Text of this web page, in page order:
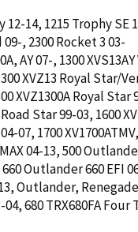
14, 1215 Trophy SE
, 2300 Rocket 3 03-
AY 07-, 1300
XVZ13 Royal Star/
XVZ1300A Royal Star
Star 99-03, 1600
07, 1700 XV1700ATMV,
04-13, 500
Outlander 660 EFI
Outlander,
680 TRX680FA Four